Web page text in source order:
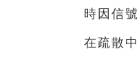
時因信
在疏散